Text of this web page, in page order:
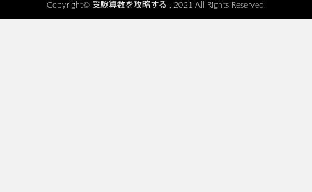
Copyright© 受験算数を攻略する , 2021 All Rights Reserved.